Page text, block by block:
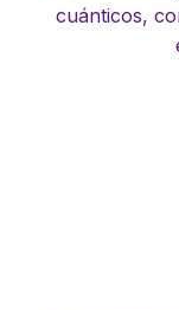
cuánticos,